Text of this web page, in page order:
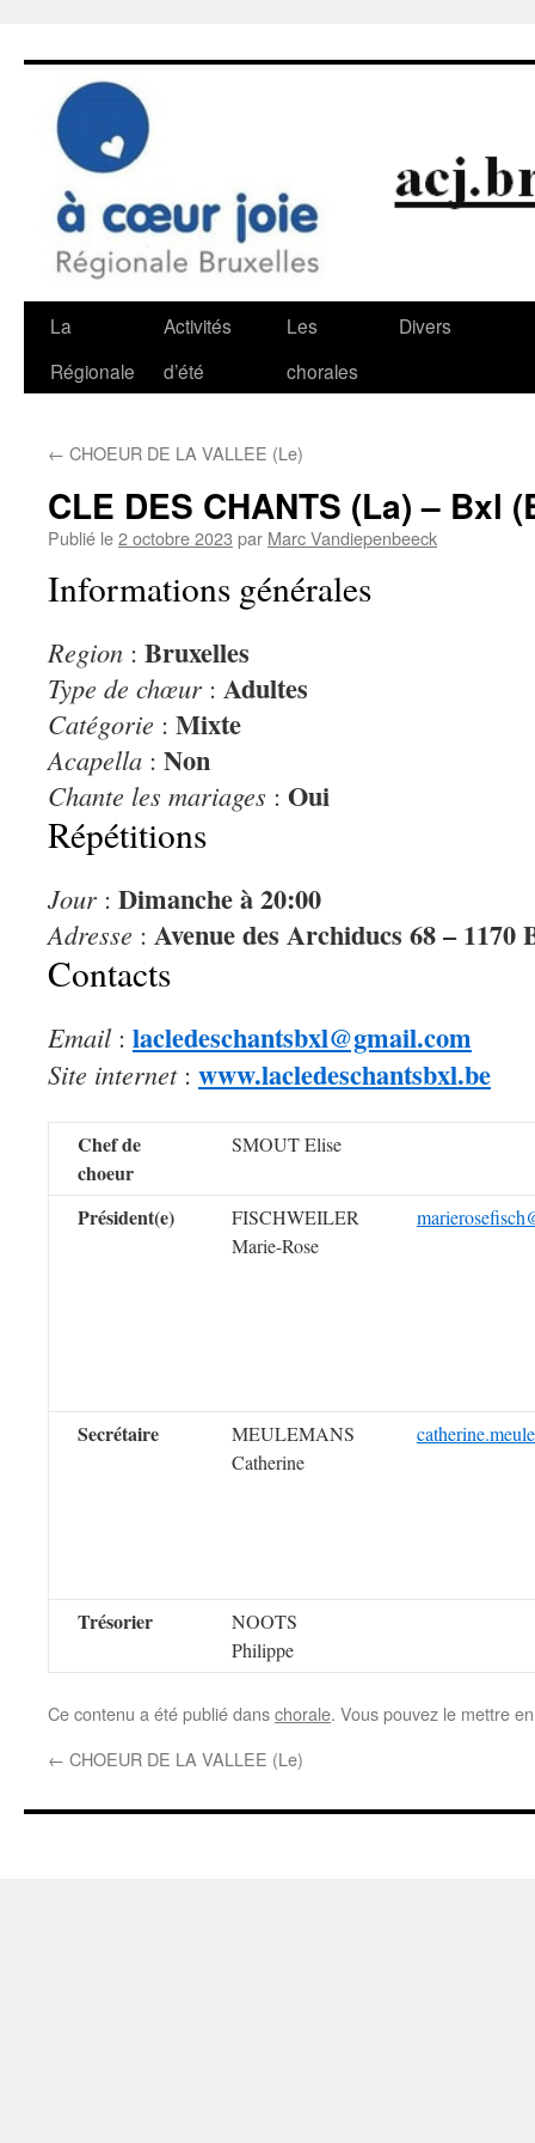
La
Régionale
Activités
d’été
Les
chorales
Divers
← CHOEUR DE LA VALLEE (Le)
CLE DES CHANTS (La) – Bxl
Publié le2 octobre 2023 par Marc Vandiepenbeeck
Informations générales
Region : Bruxelles
Type de chœur : Adultes
Catégorie : Mixte
Acapella : Non
Chante les mariages : Oui
Répétitions
Jour : Dimanche à 20:00
Adresse : Avenue des Archiducs 68 – 1170
Contacts
Email: lacledeschantsbxl@gmail.com
Site internet: www.lacledeschantsbxl.be
Chef de
choeur
SMOUT Elise
Président(e)
FISCHWEILER
Marie-Rose
Secrétaire
MEULEMANS
Catherine
Trésorier
NOOTS
Philippe
Ce contenu a été publié danschorale. Vous pouvez le mettre
← CHOEUR DE LA VALLEE (Le)